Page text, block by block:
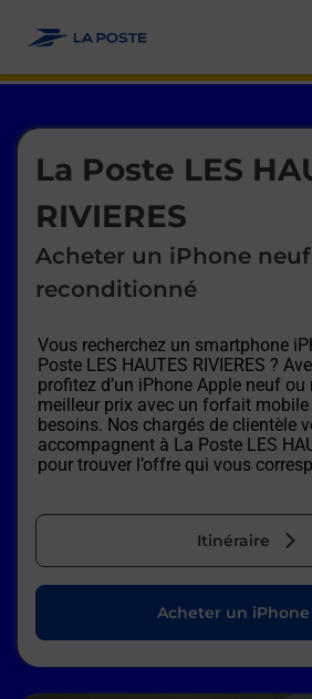
La Poste LES
RIVIERES
Acheter un iPhone
reconditionné
Vous recherchez un smartphone
Poste LES HAUTES RIVIERES ?
profitez d’un iPhone Apple neuf
meilleur prix avec un forfait
besoins. Nos chargés de clientèle
accompagnent à La Poste LES
pour trouver l’offre qui vous
Itinéraire
Le lien s'ouvre dans un nouvel
Acheter un iPhone